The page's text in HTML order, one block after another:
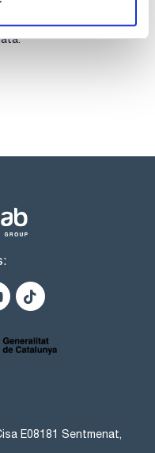
%
imagen son
en stock,
E08181 Sentmenat,